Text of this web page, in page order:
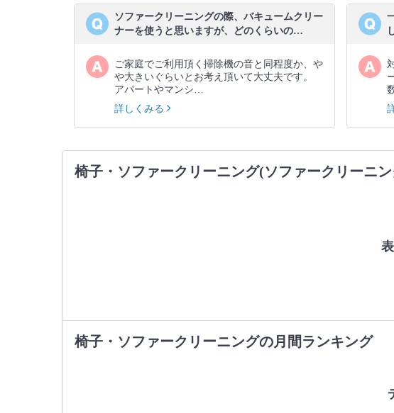
ソファークリーニングの際、バキュームクリー
ナーを使うと思いますが、どのくらいの…
ご家庭でご利用頂く掃除機の音と同程度か、や
や大きいぐらいとお考え頂いて大丈夫です。
アパートやマンシ…
詳しくみる
椅子・ソファークリーニング(ソファークリーニ
椅子・ソファークリーニングの月間ランキング